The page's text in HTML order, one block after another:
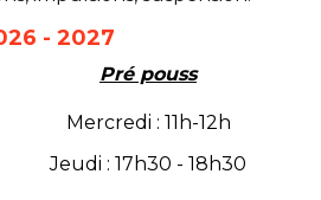
- 2027
Pré pouss
Mercredi : 11h-12h
Jeudi : 17h30 - 18h30